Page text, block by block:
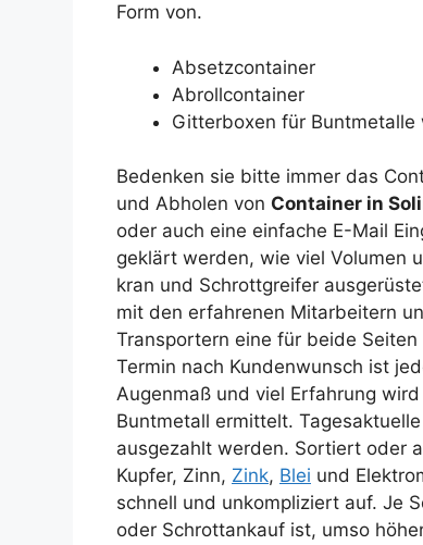
Form von.
Absetzcontainer
Abrollcontainer
Gitterboxen für Buntmetalle
Bedenken sie bitte immer das
und Abholen von Container in
oder auch eine einfache E-Mail
geklärt werden, wie viel Volumen
kran und Schrottgreifer
mit den erfahrenen Mitarbeitern
Transportern eine für beide
Termin nach Kundenwunsch ist
Augenmaß und viel Erfahrung
Buntmetall ermittelt. Tagesaktuelle
ausgezahlt werden. Sortiert oder
Kupfer, Zinn, Zink, Blei und
schnell und unkompliziert auf. Je
oder Schrottankauf ist, umso